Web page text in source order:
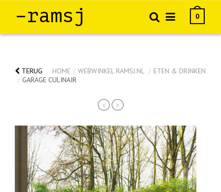
–ramsj 0
TERUG HOME / WEBWINKEL RAMSJ.NL / ETEN & DRINKEN
/ GARAGE CULINAIR
< >